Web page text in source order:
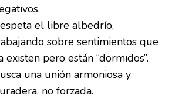
el libre albedrío,
sobre sentimientos que
existen pero están “dormidos”.
una unión armoniosa y
no forzada.